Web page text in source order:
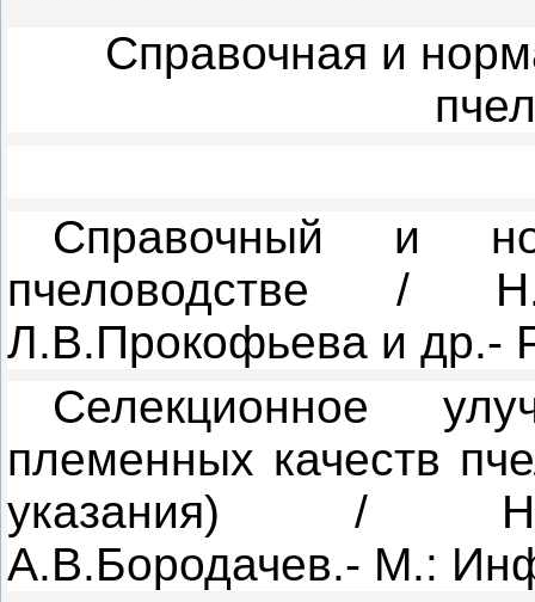
Справочная и
Справочный и
пчеловодстве /
Л.В.Прокофьева и др.-
Селекционное
племенных качеств
указания) /
А.В.Бородачев.- М.: